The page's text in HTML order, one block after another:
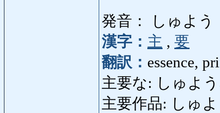
発音： しゅよう
漢字： 主 , 要
翻訳： essence,
主要な: しゅよう
主要作品: しゅ